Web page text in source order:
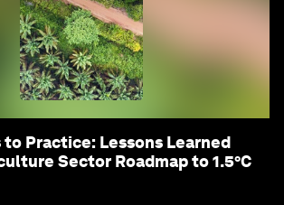
to Practice: Lessons Learned
Sector Roadmap to 1.5°C